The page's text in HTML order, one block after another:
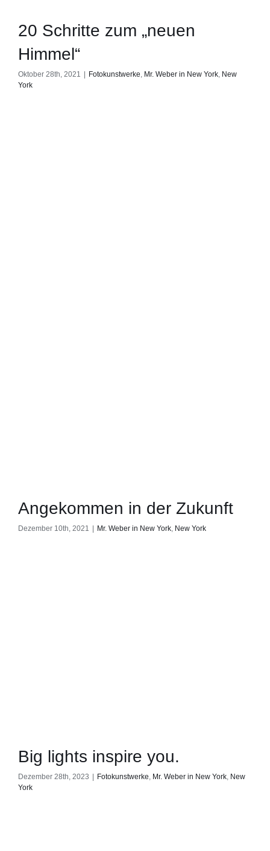
20 Schritte zum „neuen
Himmel“
Oktober 28th, 2021 Fotokunstwerke, Mr. Weber in New York, New
York
Angekommen in der Zukunft
Dezember 10th, 2021 | Mr. Weber in New York New York
Big lights inspire you.
Dezember 28th, 2023 | Fotokunstwerke Mr. Weber in New York New
York